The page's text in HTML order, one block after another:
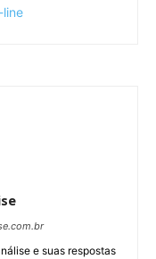
e suas respostas